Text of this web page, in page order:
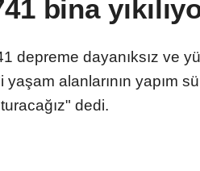
bina
depreme dayanıksız ve
alanlarının yapım
dedi.